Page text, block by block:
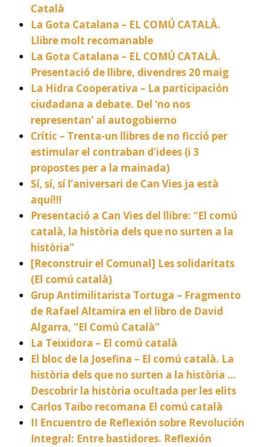
Català
La Gota Catalana – EL COMÚ CATALÀ.
Llibre molt recomanable
La Gota Catalana – EL COMÚ CATALÀ.
Presentació de llibre, divendres 20 maig
La Hidra Cooperativa – La participación
ciudadana a debate. Del ‘no nos
representan’ al autogobierno
Crític – Trenta-un llibres de no ficció per
estimular el contraban d’idees (i 3
propostes per a la mainada)
Sí, sí, sí l’aniversari de Can Vies ja està
aquí!!!
Presentació a Can Vies del llibre: “El comú
català, la història dels que no surten a la
història”
[Reconstruir el Comunal] Les solidaritats
(El comú català)
Grup Antimilitarista Tortuga – Fragmento
de Rafael Altamira en el libro de David
Algarra, “El Comú Català”
La Teixidora – El comú català
El bloc de la Josefina – El comú català. La
història dels que no surten a la història …
Descobrir la història ocultada per les elits
Carlos Taibo recomana El comú català
II Encuentro de Reflexión sobre Revolución
Integral: Entre bastidores. Reflexión